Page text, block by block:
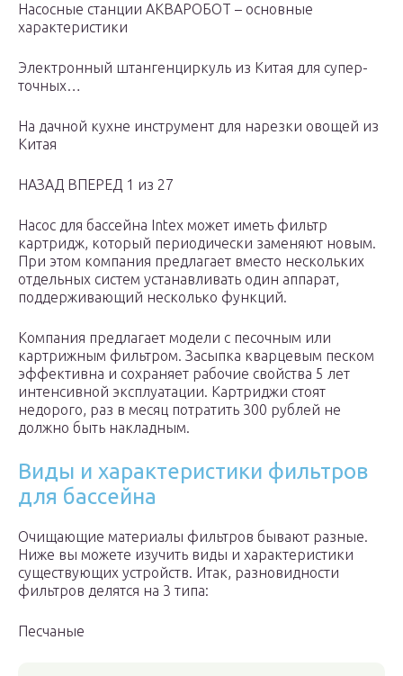
Насосные станции АКВАРОБОТ – основные
характеристики
Электронный штангенциркуль из Китая для супер-
точных…
На дачной кухне инструмент для нарезки овощей из
Китая
НАЗАД ВПЕРЕД 1 из 27
Насос для бассейна Intex может иметь фильтр
картридж, который периодически заменяют новым.
При этом компания предлагает вместо нескольких
отдельных систем устанавливать один аппарат,
поддерживающий несколько функций.
Компания предлагает модели с песочным или
картрижным фильтром. Засыпка кварцевым песком
эффективна и сохраняет рабочие свойства 5 лет
интенсивной эксплуатации. Картриджи стоят
недорого, раз в месяц потратить 300 рублей не
должно быть накладным.
Виды и характеристики фильтров
для бассейна
Очищающие материалы фильтров бывают разные.
Ниже вы можете изучить виды и характеристики
существующих устройств. Итак, разновидности
фильтров делятся на 3 типа:
Песчаные